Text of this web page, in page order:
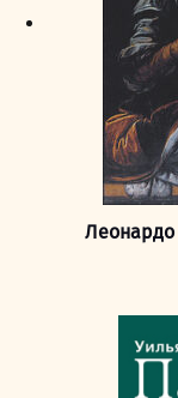
Леонардо